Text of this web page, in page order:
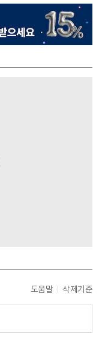
도움말 삭제기준